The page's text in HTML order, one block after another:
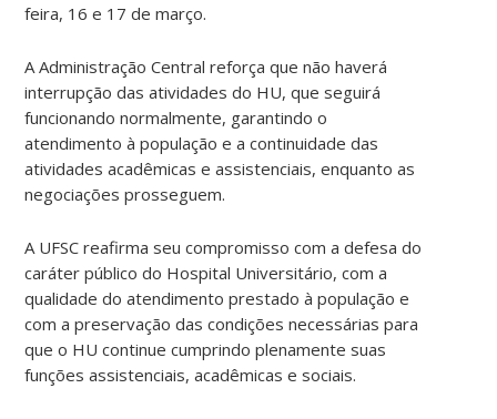
feira, 16 e 17 de março.
A Administração Central reforça que não haverá
interrupção das atividades do HU, que seguirá
funcionando normalmente, garantindo o
atendimento à população e a continuidade das
atividades acadêmicas e assistenciais, enquanto as
negociações prosseguem.
A UFSC reafirma seu compromisso com a defesa do
caráter público do Hospital Universitário, com a
qualidade do atendimento prestado à população e
com a preservação das condições necessárias para
que o HU continue cumprindo plenamente suas
funções assistenciais, acadêmicas e sociais.